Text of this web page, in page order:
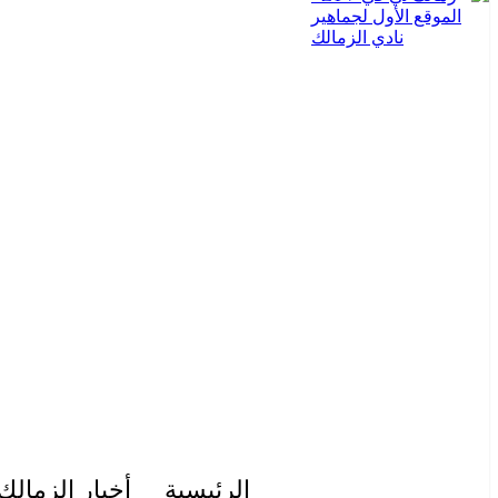
الرئيسية أخبار